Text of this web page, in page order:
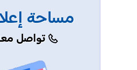
مساحة
تواصل